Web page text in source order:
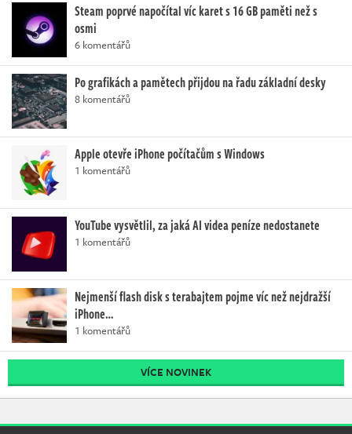
Steam poprvé napočítal víc karet s 16 GB paměti než s
osmi
6 komentářů
Po grafikách a pamětech přijdou na řadu základní desky
8 komentářů
Apple otevře iPhone počítačům s Windows
1 komentářů
YouTube vysvětlil, za jaká AI videa peníze nedostanete
1 komentářů
Nejmenší flash disk s terabajtem pojme víc než nejdražší
iPhone…
1 komentářů
VÍCE NOVINEK